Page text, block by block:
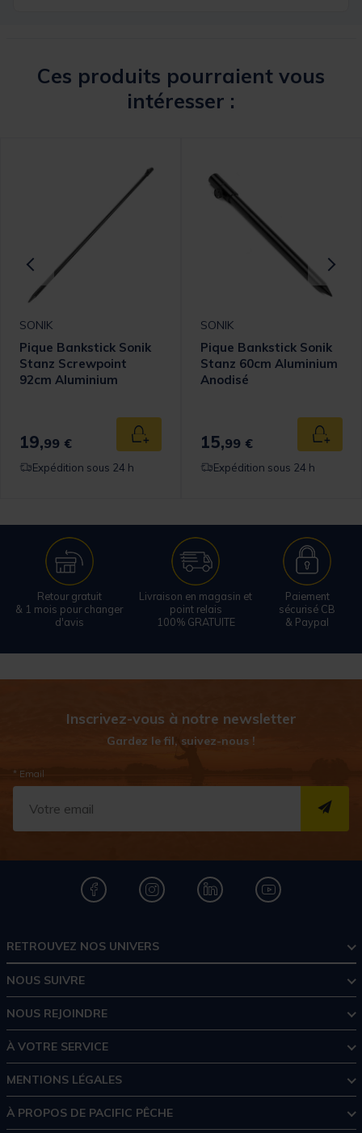
Ces produits pourraient vous
intéresser :
panier
SONIK
Pique Bankstick Sonik
Stanz Screwpoint
92cm Aluminium
19,99 € Ajouter au panier
Expédition sous 24 h
SONIK
Pique Bankstick Sonik
Stanz 60cm Aluminium
Anodisé
15,99 €
Expédition sous 24 h
Retour gratuit
& 1 mois pour changer
d'avis
Livraison en magasin et
point relais
100% GRATUITE
Paiement
sécurisé CB
& Paypal
Inscrivez-vous à notre newsletter
Gardez le fil, suivez-nous !
* Email
RETROUVEZ NOS UNIVERS
NOUS SUIVRE
NOUS REJOINDRE
À VOTRE SERVICE
MENTIONS LÉGALES
À PROPOS DE PACIFIC PÊCHE